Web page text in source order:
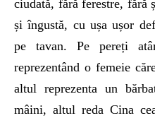
ciudată, fără ferestre, fără
și îngustă, cu ușa ușor
pe tavan. Pe pereți
reprezentând o femeie
altul reprezenta un
mâini, altul reda Cina